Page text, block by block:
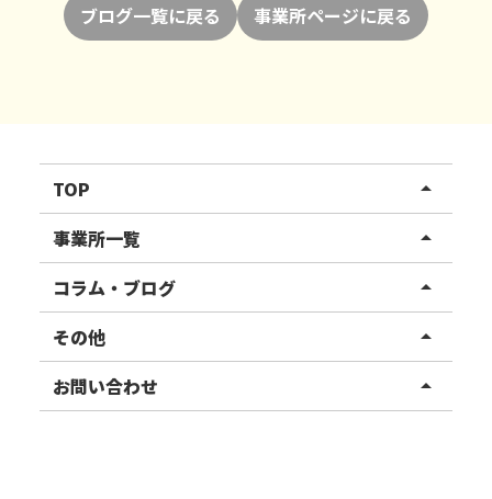
ブログ一覧に戻る 事業所ページに戻る
TOP arrow_drop_up
リハスワーク
リハスファーム
事業所一覧 arrow_drop_up
関東エリア
東北エリア
甲信越エリア
コラム・ブログ arrow_drop_up
事業所ブログ
ご利用者様の声
その他 arrow_drop_up
お知らせ
お問い合わせ arrow_drop_up